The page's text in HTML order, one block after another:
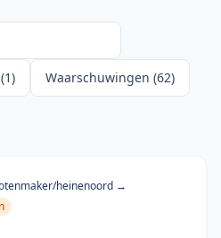
Waarschuwingen (62)
heinenoord →